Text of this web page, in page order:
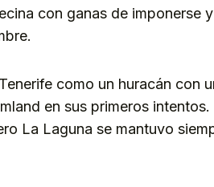
con ganas de imponerse
como un huracán con
en sus primeros
La Laguna se mantuvo